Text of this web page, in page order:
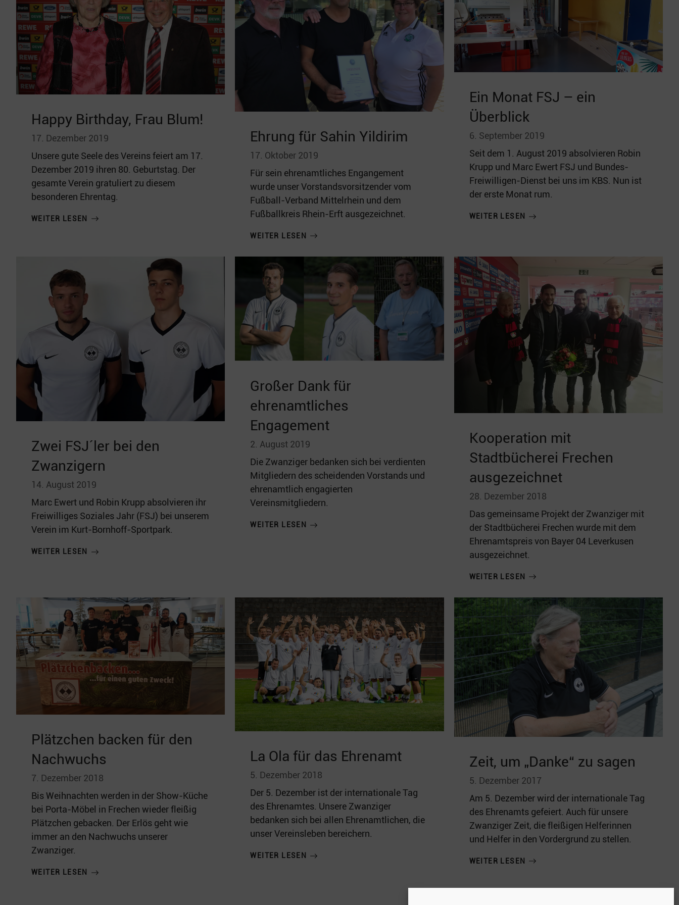
Happy Birthday, Frau Blum!
17. Dezember 2019
Unsere gute Seele des Vereins feiert am 17.
Dezember 2019 ihren 80. Geburtstag. Der
gesamte Verein gratuliert zu diesem
besonderen Ehrentag.
WEITER LESEN
Ehrung für Sahin Yildirim
17. Oktober 2019
Für sein ehrenamtliches Engangement
wurde unser Vorstandsvorsitzender vom
Fußball-Verband Mittelrhein und dem
Fußballkreis Rhein-Erft ausgezeichnet.
WEITER LESEN
Ein Monat FSJ – ein
Überblick
6. September 2019
Seit dem 1. August 2019 absolvieren Robin
Krupp und Marc Ewert FSJ und Bundes-
Freiwilligen-Dienst bei uns im KBS. Nun ist
der erste Monat rum.
WEITER LESEN
Zwei FSJ´ler bei den
Zwanzigern
14. August 2019
Marc Ewert und Robin Krupp absolvieren ihr
Freiwilliges Soziales Jahr (FSJ) bei unserem
Verein im Kurt-Bornhoff-Sportpark.
WEITER LESEN
Großer Dank für
ehrenamtliches
Engagement
2. August 2019
Die Zwanziger bedanken sich bei verdienten
Mitgliedern des scheidenden Vorstands und
ehrenamtlich engagierten
Vereinsmitgliedern.
WEITER LESEN
Kooperation mit
Stadtbücherei Frechen
ausgezeichnet
28. Dezember 2018
Das gemeinsame Projekt der Zwanziger mit
der Stadtbücherei Frechen wurde mit dem
Ehrenamtspreis von Bayer 04 Leverkusen
ausgezeichnet.
WEITER LESEN
Plätzchen backen für den
Nachwuchs
7. Dezember 2018
Bis Weihnachten werden in der Show-Küche
bei Porta-Möbel in Frechen wieder fleißig
Plätzchen gebacken. Der Erlös geht wie
immer an den Nachwuchs unserer
Zwanziger.
WEITER LESEN
La Ola für das Ehrenamt
5. Dezember 2018
Der 5. Dezember ist der internationale Tag
des Ehrenamtes. Unsere Zwanziger
bedanken sich bei allen Ehrenamtlichen, die
unser Vereinsleben bereichern.
WEITER LESEN
Zeit, um „Danke“ zu sagen
5. Dezember 2017
Am 5. Dezember wird der internationale Tag
des Ehrenamts gefeiert. Auch für unsere
Zwanziger Zeit, die fleißigen Helferinnen
und Helfer in den Vordergrund zu stellen.
WEITER LESEN